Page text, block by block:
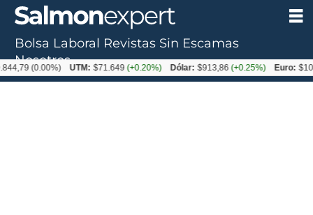
Bolsa Laboral Revistas Sin Escamas
Nosotros
UTM: $71.649 (+0.20%) Dólar: $913,86 (+0.25%) Euro: $1053,08(-